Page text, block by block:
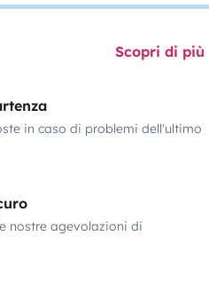
Scopri di più
in caso di problemi dell'ultimo
nostre agevolazioni di